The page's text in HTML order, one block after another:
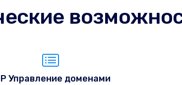
Управление доменами